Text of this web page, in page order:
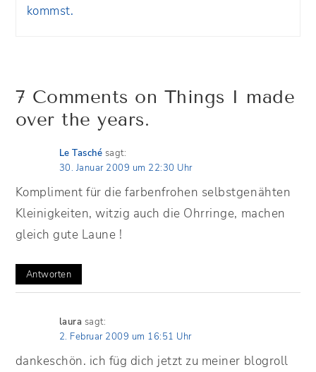
kommst.
7 Comments on Things I made
over the years.
Le Tasché sagt:
30. Januar 2009 um 22:30 Uhr
Kompliment für die farbenfrohen selbstgenähten
Kleinigkeiten, witzig auch die Ohrringe, machen
gleich gute Laune !
Antworten
laura sagt:
2. Februar 2009 um 16:51 Uhr
dankeschön. ich füg dich jetzt zu meiner blogroll